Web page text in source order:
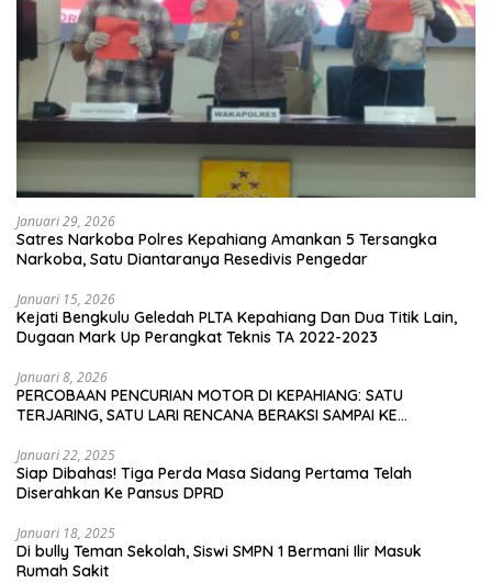
Januari 29, 2026
Satres Narkoba Polres Kepahiang Amankan 5 Tersangka
Narkoba, Satu Diantaranya Resedivis Pengedar
Januari 15, 2026
Kejati Bengkulu Geledah PLTA Kepahiang Dan Dua Titik Lain,
Dugaan Mark Up Perangkat Teknis TA 2022-2023
Januari 8, 2026
PERCOBAAN PENCURIAN MOTOR DI KEPAHIANG: SATU
TERJARING, SATU LARI RENCANA BERAKSI SAMPAI KE
Januari 22, 2025
Siap Dibahas! Tiga Perda Masa Sidang Pertama Telah
Diserahkan Ke Pansus DPRD
Januari 18, 2025
Di bully Teman Sekolah, Siswi SMPN 1 Bermani Ilir Masuk
Rumah Sakit